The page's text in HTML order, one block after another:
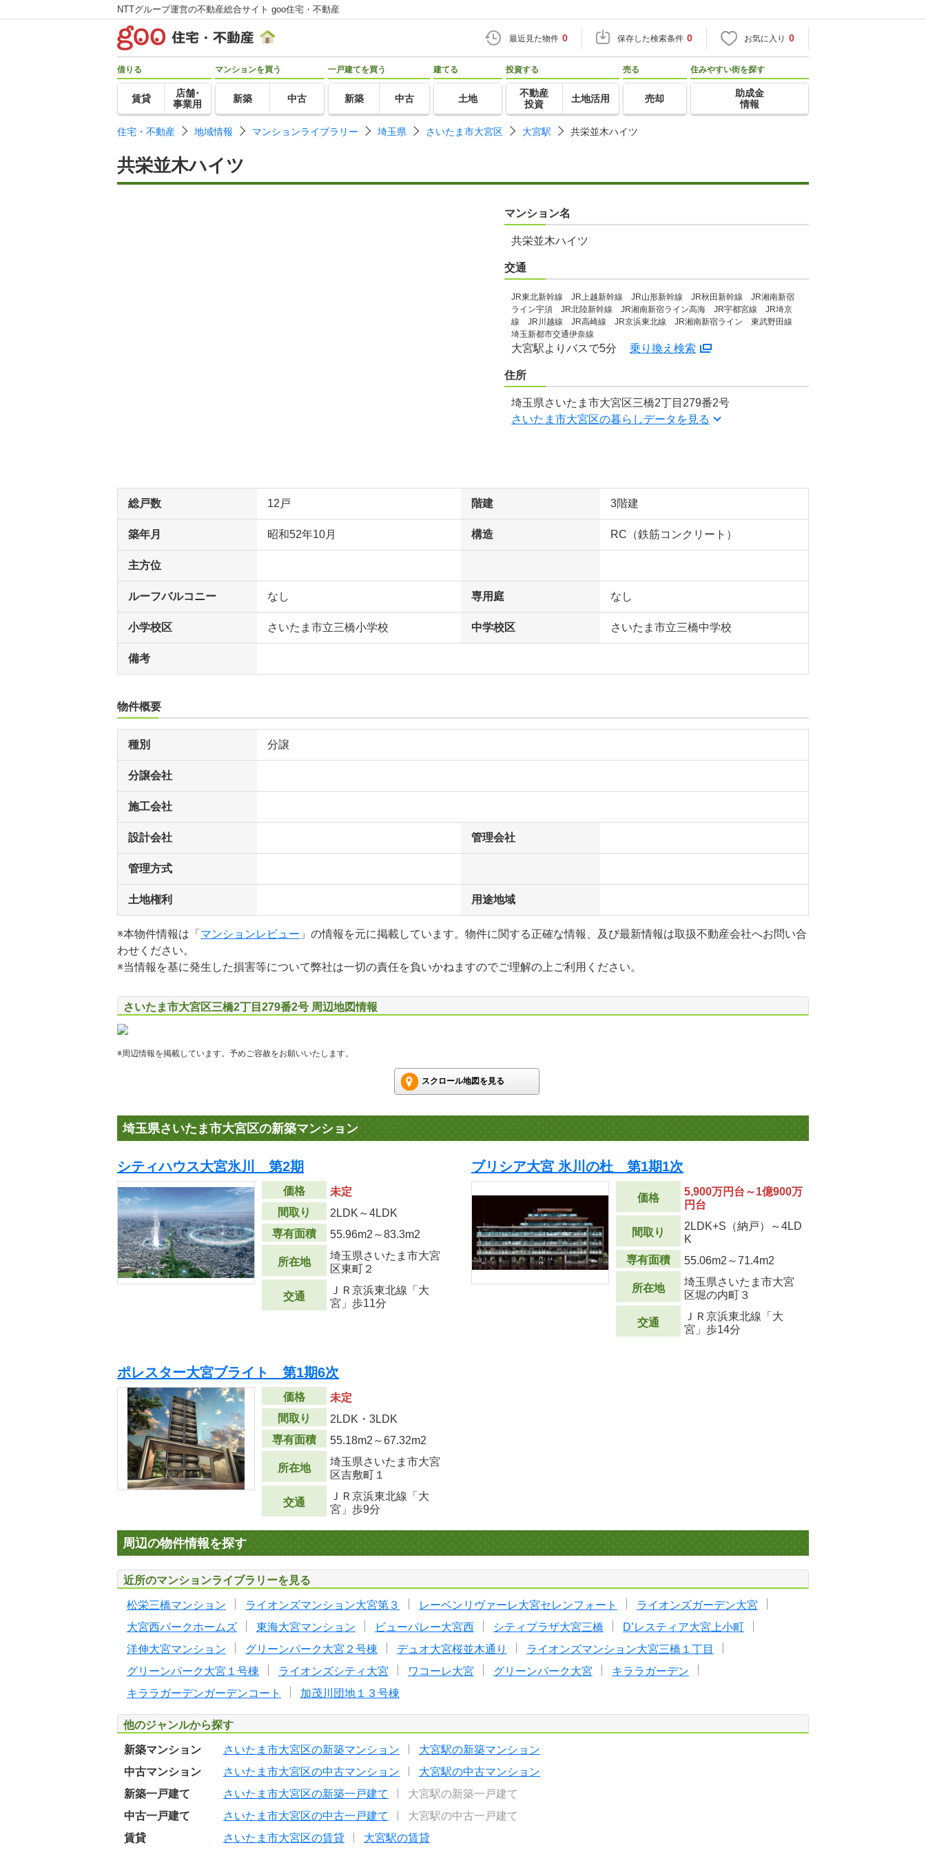
NTTグループ運営の不動産総合サイト goo住宅・不動産
最近見た物件 0 保存した検索条件 0 お気に入り 0
借りる
賃貸
店舗･
事業用
マンションを買う
新築 中古
一戸建てを買う
新築 中古
建てる
土地
投資する
不動産
投資
土地活用
売る
売却
住みやすい街を探す
助成金
情報
住宅・不動産 地域情報 マンションライブラリー 埼玉県 さいたま市大宮区 大宮駅 共栄並木ハイツ
共栄並木ハイツ
マンション名
共栄並木ハイツ
交通
JR東北新幹線 JR上越新幹線 JR山形新幹線 JR秋田新幹線 JR湘南新宿
ライン宇須 JR北陸新幹線 JR湘南新宿ライン高海 JR宇都宮線 JR埼京
線 JR川越線 JR高崎線 JR京浜東北線 JR湘南新宿ライン 東武野田線
埼玉新都市交通伊奈線
大宮駅よりバスで5分 乗り換え検索
住所
埼玉県さいたま市大宮区三橋2丁目279番2号
さいたま市大宮区の暮らしデータを見る
総戸数 12戸 階建 3階建
築年月 昭和52年10月 構造 RC（鉄筋コンクリート）
主方位
ルーフバルコニー なし 専用庭 なし
小学校区 さいたま市立三橋小学校 中学校区 さいたま市立三橋中学校
備考
物件概要
種別 分譲
分譲会社
施工会社
設計会社 管理会社
管理方式
土地権利 用途地域
※本物件情報は「 マンションレビュー 」の情報を元に掲載しています。物件に関する正確な情報、及び最新情報は取扱不動産会社へお問い合
わせください。
※当情報を基に発生した損害等について弊社は一切の責任を負いかねますのでご理解の上ご利用ください。
さいたま市大宮区三橋2丁目279番2号 周辺地図情報
※周辺情報を掲載しています。予めご容赦をお願いいたします。
スクロール地図を見る
埼玉県さいたま市大宮区の新築マンション
シティハウス大宮氷川 第2期
価格
未定
間取り
2LDK～4LDK
専有面積
55.96m2 ～83.3m2
所在地
埼玉県さいたま市大宮
区東町２
交通
ＪＲ京浜東北線「大
宮」歩11分
ブリシア大宮 氷川の杜 第1期1次
価格
5,900万円台～1億900万
円台
間取り
2LDK+S（納戸）～4LD
K
専有面積
55.06m2 ～71.4m2
所在地
埼玉県さいたま市大宮
区堀の内町３
交通
ＪＲ京浜東北線「大
宮」歩14分
ポレスター大宮ブライト 第1期6次
価格
未定
間取り
2LDK・3LDK
専有面積
55.18m2 ～67.32m2
所在地
埼玉県さいたま市大宮
区吉敷町１
交通
ＪＲ京浜東北線「大
宮」歩9分
周辺の物件情報を探す
近所のマンションライブラリーを見る
松栄三橋マンション ライオンズマンション大宮第３ レーベンリヴァーレ大宮セレンフォート
ライオンズガーデン大宮
大宮西パークホームズ
東海大宮マンション ビューパレー大宮西 シティプラザ大宮三橋
D’レスティア大宮上小町
洋伸大宮マンション
グリーンパーク大宮２号棟 デュオ大宮桜並木通り
ライオンズマンション大宮三橋１丁目
グリーンパーク大宮１号棟
ライオンズシティ大宮 ワコーレ大宮 グリーンパーク大宮
キララガーデン
キララガーデンガーデンコート
加茂川団地１３号棟
他のジャンルから探す
新築マンション さいたま市大宮区の新築マンション
大宮駅の新築マンション
中古マンション
さいたま市大宮区の中古マンション
大宮駅の中古マンション
新築一戸建て
さいたま市大宮区の新築一戸建て
大宮駅の新築一戸建て
中古一戸建て
さいたま市大宮区の中古一戸建て
大宮駅の中古一戸建て
賃貸
さいたま市大宮区の賃貸 大宮駅の賃貸